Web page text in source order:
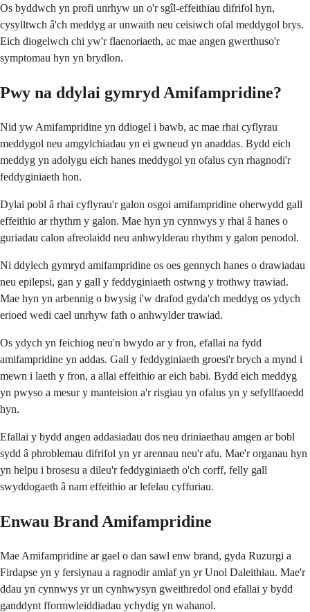
Os byddwch yn profi unrhyw un o'r sgîl-effeithiau difrifol hyn,
cysylltwch â'ch meddyg ar unwaith neu ceisiwch ofal meddygol brys.
Eich diogelwch chi yw'r flaenoriaeth, ac mae angen gwerthuso'r
symptomau hyn yn brydlon.
Pwy na ddylai gymryd Amifampridine?
Nid yw Amifampridine yn ddiogel i bawb, ac mae rhai cyflyrau
meddygol neu amgylchiadau yn ei gwneud yn anaddas. Bydd eich
meddyg yn adolygu eich hanes meddygol yn ofalus cyn rhagnodi'r
feddyginiaeth hon.
Dylai pobl â rhai cyflyrau'r galon osgoi amifampridine oherwydd gall
effeithio ar rhythm y galon. Mae hyn yn cynnwys y rhai â hanes o
guriadau calon afreolaidd neu anhwylderau rhythm y galon penodol.
Ni ddylech gymryd amifampridine os oes gennych hanes o drawiadau
neu epilepsi, gan y gall y feddyginiaeth ostwng y trothwy trawiad.
Mae hyn yn arbennig o bwysig i'w drafod gyda'ch meddyg os ydych
erioed wedi cael unrhyw fath o anhwylder trawiad.
Os ydych yn feichiog neu'n bwydo ar y fron, efallai na fydd
amifampridine yn addas. Gall y feddyginiaeth groesi'r brych a mynd i
mewn i laeth y fron, a allai effeithio ar eich babi. Bydd eich meddyg
yn pwyso a mesur y manteision a'r risgiau yn ofalus yn y sefyllfaoedd
hyn.
Efallai y bydd angen addasiadau dos neu driniaethau amgen ar bobl
sydd â phroblemau difrifol yn yr arennau neu'r afu. Mae'r organau hyn
yn helpu i brosesu a dileu'r feddyginiaeth o'ch corff, felly gall
swyddogaeth â nam effeithio ar lefelau cyffuriau.
Enwau Brand Amifampridine
Mae Amifampridine ar gael o dan sawl enw brand, gyda Ruzurgi a
Firdapse yn y fersiynau a ragnodir amlaf yn yr Unol Daleithiau. Mae'r
ddau yn cynnwys yr un cynhwysyn gweithredol ond efallai y bydd
ganddynt fformwleiddiadau ychydig yn wahanol.